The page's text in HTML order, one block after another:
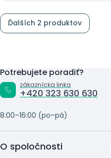
Ďalších 2 produktov
Potrebujete poradiť?
zákaznícka linka
+420 323 630 630
8:00–16:00 (po–pá)
O spoločnosti